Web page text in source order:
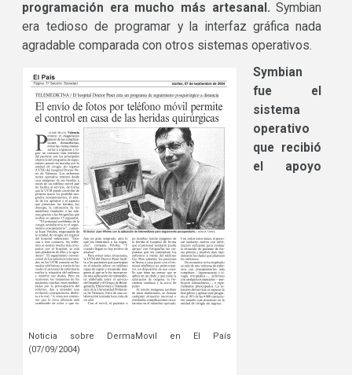
programación era mucho más artesanal. Symbian
era tedioso de programar y la interfaz gráfica nada
agradable comparada con otros sistemas operativos.
Noticia sobre DermaMovil en El País
(07/09/2004)
Symbian
fue el
sistema
operativo
que recibió
el apoyo